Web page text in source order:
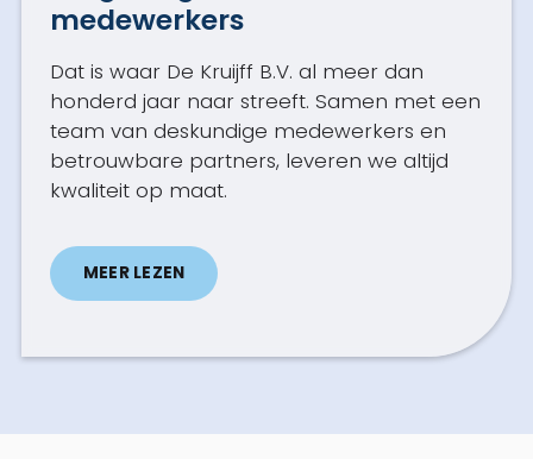
medewerkers
Dat is waar De Kruijff B.V. al meer dan
honderd jaar naar streeft. Samen met een
team van deskundige medewerkers en
betrouwbare partners, leveren we altijd
kwaliteit op maat.
MEER LEZEN